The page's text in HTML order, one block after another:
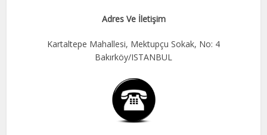
Adres Ve İletişim
Kartaltepe Mahallesi, Mektupçu Sokak, No: 4
Bakırköy/ISTANBUL